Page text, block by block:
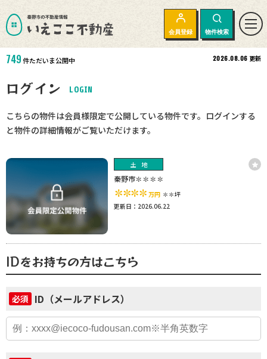
会員登録 物件検索
749件ただいま公開中 2026.08.06 更新
ログイン LOGIN
こちらの物件は会員様限定で公開している物件です。ログインする
と物件の詳細情報がご覧いただけます。
土地
秦野市✽✽✽✽
✽✽✽✽ 万円 ✽✽坪
更新日：2026.06.22
IDをお持ちの方はこちら
必須 ID（メールアドレス）